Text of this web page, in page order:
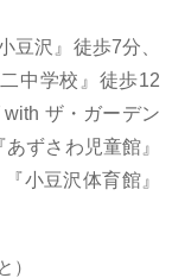
豆沢』徒歩7分、
中学校』徒歩12
ザ・ガーデン
ずさわ児童館』
小豆沢体育館』
）